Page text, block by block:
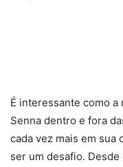
É interessante como
Senna dentro e fora
cada vez mais em sua
ser um desafio.